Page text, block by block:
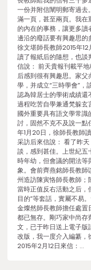
一份并附信闡明郵寄過
滿一頁，甚至兩頁。我在
的內在的事務，讓更多
邊沿的廢話要有興趣思的
徐文堪師長教師2015年
讀了報紙后的隨想，也
信說： 前天貴報刊載平
后感到很有興趣思。家
學，并成立“三時學會”，
認為韓居士的學術成績還
過程吃苦自學兼通梵躲
國外重要具有語文學常
討，固然不克不及說一
年1月20日，徐師長教師
采訪后來信說： 看了昨
談，感到甚佳。上世紀五
時年幼，但會議的開法等
象。會前齊燕銘師長教
州造訪陳寅恪師長教師；
當時正值反右活動之后，
目的”等套話，實屬不易
金燦然師長教師擔任處置
都已無存。剛巧家中尚存
文，已于昨日送上電子版
改版，我一度介入編纂，
2015年2月12日來信：…